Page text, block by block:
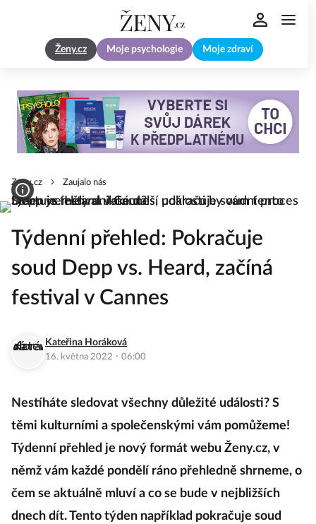
Ženy.cz Moje psychologie Moje zdraví
Zeny.cz Zaujalo nás
Týdenní přehled: Pokračuje
soud Depp vs. Heard, začíná
festival v Cannes
Kateřina Horáková
16. května 2022 · 06:00
Nestíháte sledovat všechny důležité události? S
těmi kulturními a společenskými vám pomůžeme!
Týdenní přehled je nový formát webu Ženy.cz, v
němž vám každé pondělí ráno přehledně shrneme, o
čem se aktuálně mluví a co se bude v nejbližších
dnech dít. Tento týden například pokračuje soud